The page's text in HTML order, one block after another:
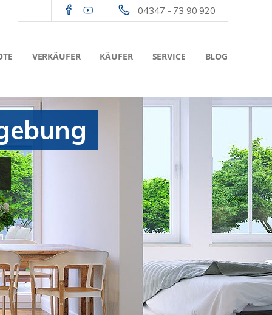
04347 - 73 90 920
VERKÄUFER KÄUFER SERVICE BLOG